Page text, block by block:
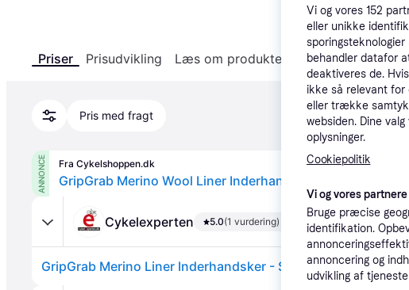
159 kr. 130
Priser Prisudvikling Læs om produktet Specifikationer
Pris med fragt
ANNONCE Fra Cykelshoppen.dk
GripGrab Merino Wool Liner Inderhandsker, Black, M/L
Cykelexperten 5.0(1 vurdering)
GripGrab Merino Liner Inderhandsker - Sort - XL/XXL
Vi og vores 152
eller unikke
behandler datafor
deaktiveres de.
ikke så relevant for
eller trække
websiden. Dine
oplysninger.
Cookiepolitik
Vi og vores
Bruge præcise
identifikation.
annoncering og
udvikling af